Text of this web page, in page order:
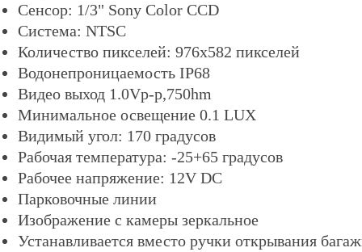
Сенсор: 1/3" Sony Color CCD
Система: NTSC
Количество пикселей: 976х582 пикселей
Водонепроницаемость IP68
Видео выход 1.0Vp-p,750hm
Минимальное освещение 0.1 LUX
Видимый угол: 170 градусов
Рабочая температура: -25+65 градусов
Рабочее напряжение: 12V DC
Парковочные линии
Изображение с камеры зеркальное
Устанавливается вместо ручки открывания